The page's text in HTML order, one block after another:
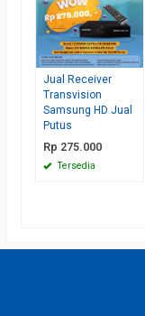
Jual Receiver
Transvision
Samsung HD Jual
Putus
Rp 275.000
Tersedia